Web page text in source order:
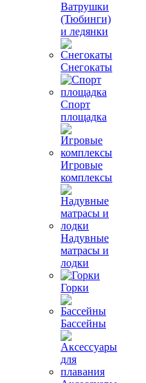
Ватрушки
(Тюбинги)
и ледянки
Снегокаты
Спорт
площадка
Игровые
комплексы
Надувные
матрасы и
лодки
Горки
Бассейны